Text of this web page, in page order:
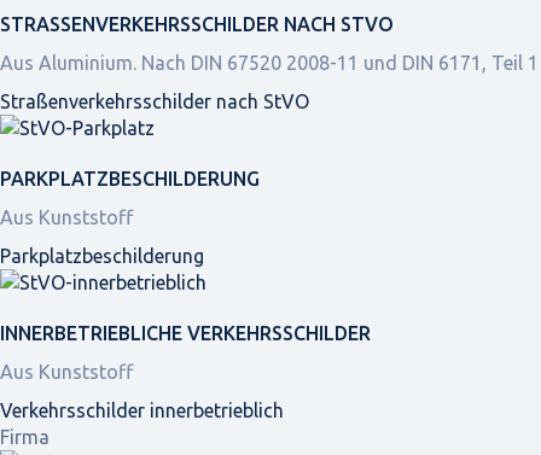
STRASSEN­VERKEHRS­SCHILDER NACH STVO
Aus Aluminium. Nach DIN 67520 2008-11 und DIN 6171, Teil 1
Straßen­verkehrs­schilder nach StVO
PARKPLATZ­BESCHILDERUNG
Aus Kunststoff
Parkplatz­beschilderung
INNER­BETRIEBLICHE VERKEHRS­SCHILDER
Aus Kunststoff
Verkehrsschilder innerbetrieblich
Firma